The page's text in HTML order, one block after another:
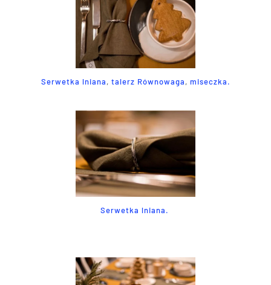
Serwetka lniana, talerz Równowaga, miseczka.
Serwetka lniana.